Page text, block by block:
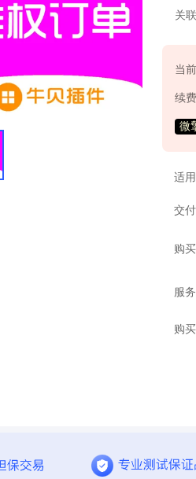
关
当
续
微
适
交
购
服
购